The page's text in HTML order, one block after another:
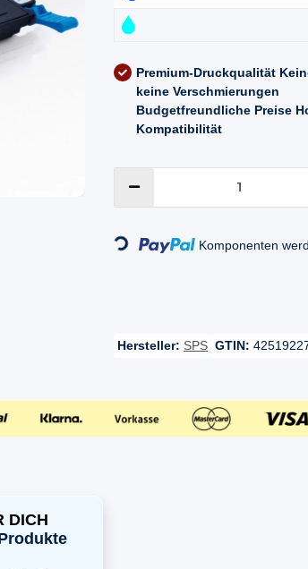
Premium-Druckqualität
keine Verschmierungen
Budgetfreundliche Preise
Kompatibilität
Loading... Komponenten
Hersteller: SPS GTIN:
DICH